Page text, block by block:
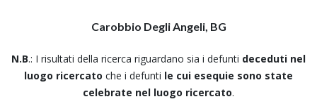
Carobbio Degli Angeli, BG
N.B.: I risultati della ricerca riguardano sia i defunti deceduti nel
luogo ricercato che i defunti le cui esequie sono state
celebrate nel luogo ricercato.